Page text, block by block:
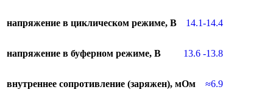
напряжение в циклическом режиме, В 14.1-14.4
напряжение в буферном режиме, В 13.6 -13.8
внутреннее сопротивление (заряжен), мОм ≈6.9